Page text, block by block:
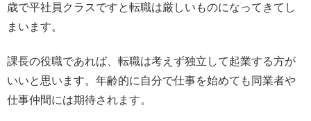
歳で平社員クラスですと転職は厳しいものになってきてし
まいます。
課長の役職であれば、転職は考えず独立して起業する方が
いいと思います。年齢的に自分で仕事を始めても同業者や
仕事仲間には期待されます。